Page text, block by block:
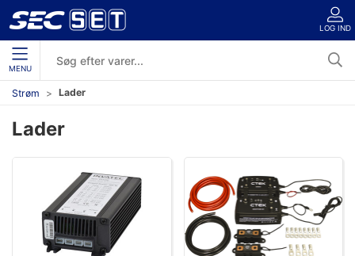
LOG IND
MENU
Strøm Lader
Lader